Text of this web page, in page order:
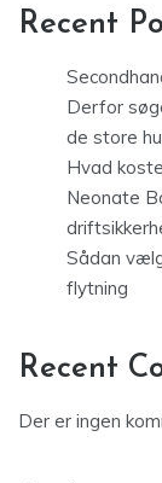
Recent
Derfor
de store
Hvad
Neonate
Sådan
flytning
Recent
Der er ingen